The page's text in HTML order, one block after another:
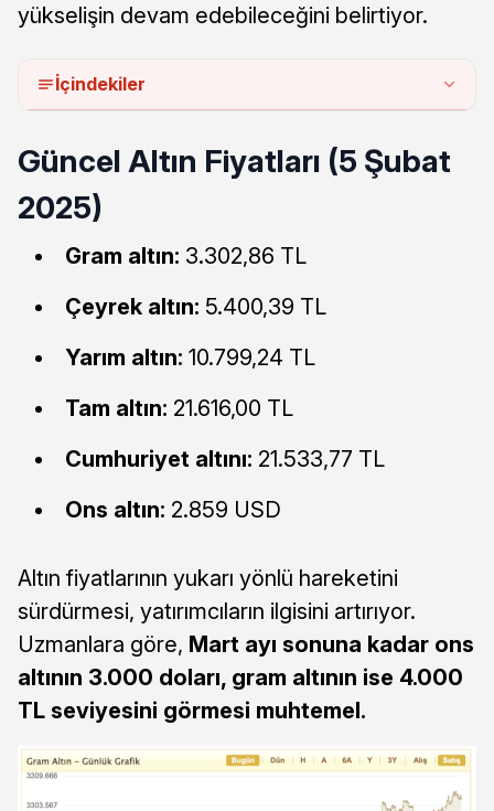
yükselişin devam edebileceğini belirtiyor.
İçindekiler
Güncel Altın Fiyatları (5 Şubat
2025)
Gram altın: 3.302,86 TL
Çeyrek altın: 5.400,39 TL
Yarım altın: 10.799,24 TL
Tam altın: 21.616,00 TL
Cumhuriyet altını: 21.533,77 TL
Ons altın: 2.859 USD
Altın fiyatlarının yukarı yönlü hareketini
sürdürmesi, yatırımcıların ilgisini artırıyor.
Uzmanlara göre, Mart ayı sonuna kadar ons
altının 3.000 doları, gram altının ise 4.000
TL seviyesini görmesi muhtemel.